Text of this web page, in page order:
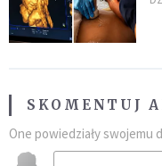
SKOMENTUJ
One powiedziały swojemu